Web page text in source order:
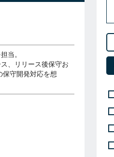
当。
、リリース後保守お
保守開発対応を想